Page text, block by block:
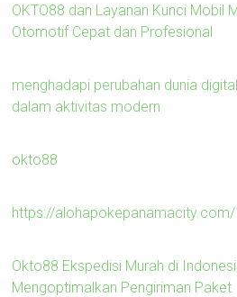
OKTO88 dan Layanan Kunci Mobil
Otomotif Cepat dan Profesional
menghadapi perubahan dunia
dalam aktivitas modern
okto88
https://alohapokepanamacity.com/
Okto88 Ekspedisi Murah di
Mengoptimalkan Pengiriman Paket